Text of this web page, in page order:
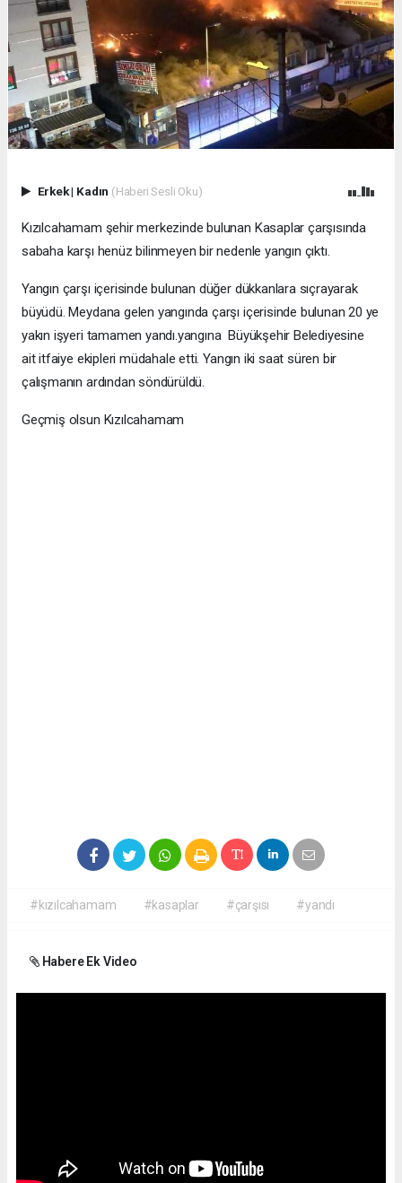
Erkek| Kadın (Haberi Sesli Oku)
Kızılcahamam şehir merkezinde bulunan Kasaplar çarşısında
sabaha karşı henüz bilinmeyen bir nedenle yangın çıktı.
Yangın çarşı içerisinde bulunan düğer dükkanlara sıçrayarak
büyüdü. Meydana gelen yangında çarşı içerisinde bulunan 20 ye
yakın işyeri tamamen yandı.yangına Büyükşehir Belediyesine
ait itfaiye ekipleri müdahale etti. Yangın iki saat süren bir
çalışmanın ardından söndürüldü.
Geçmiş olsun Kızılcahamam
#kızılcahamam #kasaplar #çarşısı #yandı
Habere Ek Video